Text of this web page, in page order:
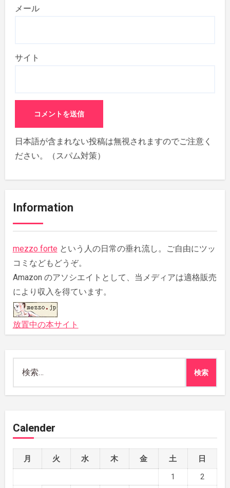
メール
サイト
日本語が含まれない投稿は無視されますのでご注意く
ださい。（スパム対策）
Information
mezzo forte という人の日常の垂れ流し。ご自由にツッ
コミなどもどうぞ。
Amazon のアソシエイトとして、当メディアは適格販売
により収入を得ています。
放置中の本サイト
Calender
月 火 水 木 金 土
日
1
2